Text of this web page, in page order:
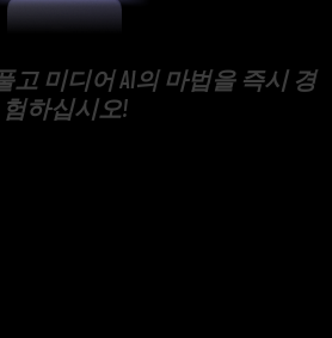
고 미디어 AI의 마법을 즉시 경
험하십시오!